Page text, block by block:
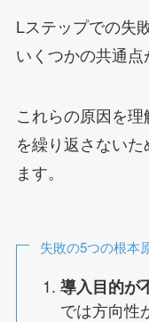
Lステップでの失
いくつかの共通点
これらの原因を
を繰り返さない
ます。
失敗の5つの根本
導入目的が
では方向性